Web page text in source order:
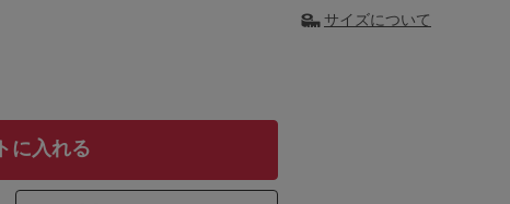
サイズについて
に入れる